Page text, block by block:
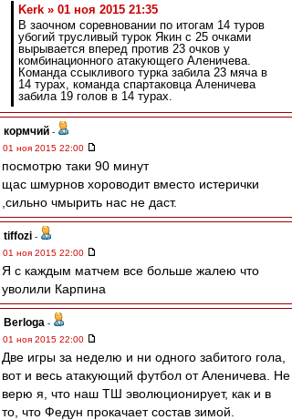
Kerk » 01 ноя 2015 21:35
В заочном соревновании по итогам 14 туров
убогий трусливый турок Якин с 25 очками
вырывается вперед против 23 очков у
комбинационного атакующего Аленичева.
Команда ссыкливого турка забила 23 мяча в
14 турах, команда спартаковца Аленичева
забила 19 голов в 14 турах.
кормчий -
01 ноя 2015 22:00
посмотрю таки 90 минут
щас шмурнов хороводит вместо истерички
,сильно чмырить нас не даст.
tiffozi -
01 ноя 2015 22:00
Я с каждым матчем все больше жалею что
уволили Карпина
Berloga -
01 ноя 2015 22:00
Две игры за неделю и ни одного забитого гола,
вот и весь атакующий футбол от Аленичева. Не
верю я, что наш ТШ эволюционирует, как и в
то, что Федун прокачает состав зимой.